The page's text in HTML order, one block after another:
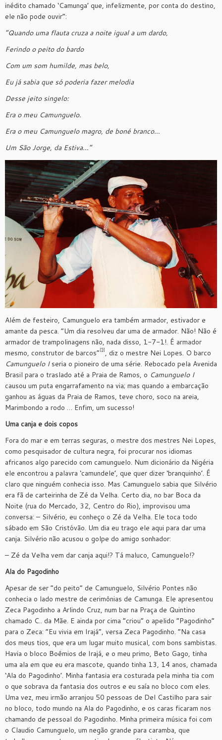
inédito chamado ‘Camunga’ que, infelizmente, por conta do destino,
ele não pode ouvir”:
“Quando uma flauta cruza a noite igual a um dardo,
Ferindo o peito do bardo
Com um som humilde, mas belo,
Eu já sabia que só poderia fazer melodia
Desse jeito singelo:
Era o meu Camunguelo.
Era o meu Camunguelo magro, de boné branco…
Um São Jorge, da Estiva…”
Além de festeiro, Camunguelo era também armador, estivador e
amante da pesca. “Um dia resolveu dar uma de armador. Não! Não é
armador de trampolinagens não, nada disso, 1-7-1!. É armador
mesmo, construtor de barcos”[5], diz o mestre Nei Lopes. O barco
Camunguelo Iseria o pioneiro de uma série. Rebocado pela Avenida
Brasil para o traslado até a Praia de Ramos, o Camunguelo I
causou um puta engarrafamento na via; mas quando a embarcação
ganhou as águas da Praia de Ramos, teve choro, soco na areia,
Marimbondo a rodo … Enfim, um sucesso!
Uma canja e dois copos
Fora do mar e em terras seguras, o mestre dos mestres Nei Lopes,
como pesquisador de cultura negra, foi procurar nos idiomas
africanos algo parecido com camunguelo. Num dicionário da Nigéria
ele encontrou a palavra ‘camundele’, que quer dizer ‘branquinho’. É
claro que ninguém conhecia isso. Mas Camunguelo sabia que Silvério
era fã de carteirinha de Zé da Velha. Certo dia, no bar Boca da
Noite (rua do Mercado, 32, Centro do Rio), improvisou uma
conversa: – Silvério, eu conheço o Zé da Velha. Ele toca todo
sábado em São Cristóvão. Um dia eu trago ele aqui para dar uma
canja. Silvério não acusou o golpe do amigo sonhador:
– Zé da Velha vem dar canja aqui!? Tá maluco, Camunguelo!?
Ala do Pagodinho
Apesar de ser “do peito” de Camunguelo, Silvério Pontes não
conhecia o lado mestre de cerimônias de Camunga. Ele apresentou
Zeca Pagodinho a Arlindo Cruz, num bar na Praça de Quintino
chamado C.. da Mãe. E ainda por cima “criou” o apelido “Pagodinho”
para o Zeca: “Eu vivia em Irajá”, versa Zeca Pagodinho. “Na casa
dos meus tios, que era um lugar muito musical, com bons sambistas.
Havia o bloco Boêmios de Irajá, e o meu primo, Beto Gago, tinha
uma ala em que eu era mascote, quando tinha 13, 14 anos, chamada
‘Ala do Pagodinho’. Minha fantasia era costurada pela minha tia com
o que sobrava da fantasia dos outros e eu saía no bloco com eles.
Uma vez, meu irmão arranjou 50 pessoas de Del Castilho para sair
no bloco, todo mundo na Ala do Pagodinho, e os caras ficaram nos
chamando de pessoal do Pagodinho. Minha primeira música foi com
o Claudio Camunguelo, um negão grande para caramba, que